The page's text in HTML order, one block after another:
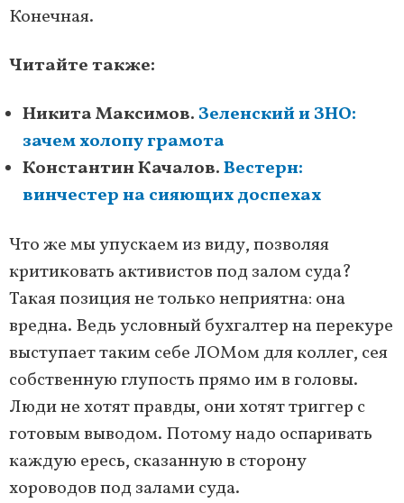
Конечная.
Читайте также:
Никита Максимов.Зеленский и ЗНО:
зачем холопу грамота
Константин Качалов.Вестерн:
винчестер на сияющих доспехах
Что же мы упускаем из виду, позволяя
критиковать активистов под залом суда?
Такая позиция не только неприятна: она
вредна. Ведь условный бухгалтер на перекуре
выступает таким себе ЛОМом для коллег, сея
собственную глупость прямо им в головы.
Люди не хотят правды, они хотят триггер с
готовым выводом. Потому надо оспаривать
каждую ересь, сказанную в сторону
хороводов под залами суда.